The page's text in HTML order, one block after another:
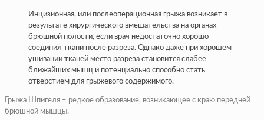
Инцизионная, или послеоперационная грыжа возникает в
результате хирургического вмешательства на органах
брюшной полости, если врач недостаточно хорошо
соединил ткани после разреза. Однако даже при хорошем
ушивании тканей место разреза становится слабее
ближайших мышц и потенциально способно стать
отверстием для грыжевого содержимого.
Грыжа Шпигеля – редкое образование, возникающее с краю передней
брюшной мышцы.